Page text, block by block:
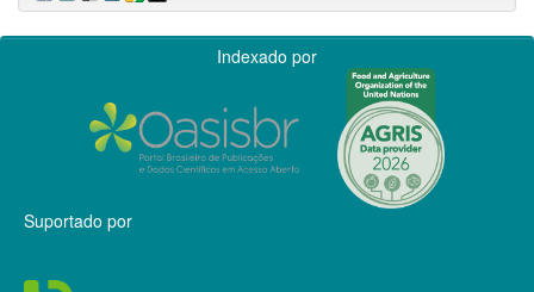
Indexado por
Suportado por